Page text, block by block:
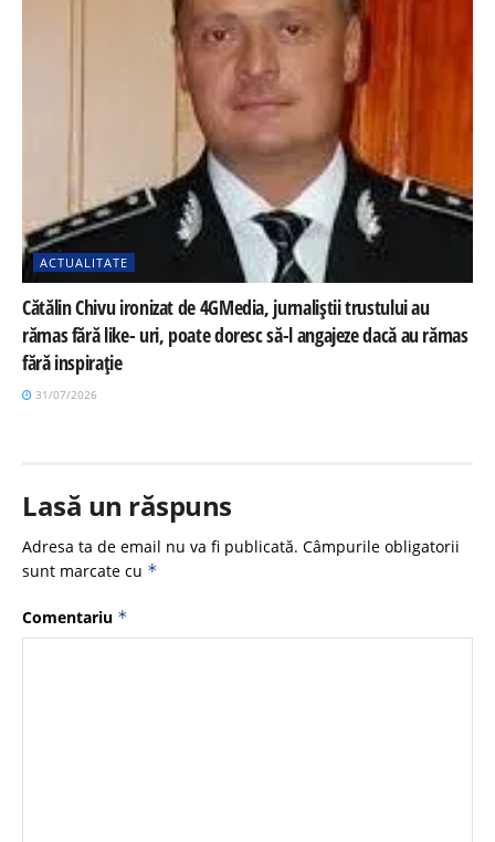
ACTUALITATE
Cătălin Chivu ironizat de 4GMedia, jurnaliștii trustului au
rămas fără like- uri, poate doresc să-l angajeze dacă au rămas
fără inspirație
31/07/2026
Lasă un răspuns
Adresa ta de email nu va fi publicată. Câmpurile obligatorii
sunt marcate cu *
Comentariu *